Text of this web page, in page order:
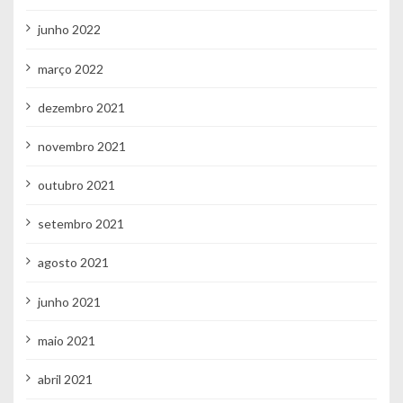
junho 2022
março 2022
dezembro 2021
novembro 2021
outubro 2021
setembro 2021
agosto 2021
junho 2021
maio 2021
abril 2021